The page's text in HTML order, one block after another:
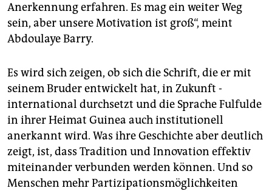
Anerkennung erfahren. Es mag ein ­weiter Weg
sein, aber unsere Motivation ist groß“, meint
Abdoulaye Barry.
Es wird sich zeigen, ob sich die Schrift, die er mit
seinem Bruder entwickelt hat, in Zukunft ­
international durchsetzt und die Sprache Fulfulde
in ihrer Heimat Guinea auch institutionell
anerkannt wird. Was ihre Geschichte aber deutlich
zeigt, ist, dass ­Tradition und Innovation effektiv
mit­einander verbunden werden können. Und so
Menschen mehr Partizipationsmöglichkeiten